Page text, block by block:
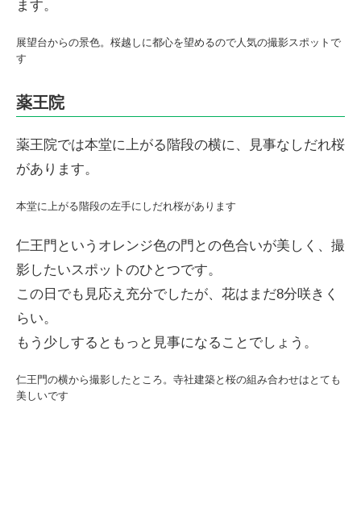
ます。
展望台からの景色。桜越しに都心を望めるので人気の撮影スポットで
す
薬王院
薬王院では本堂に上がる階段の横に、見事なしだれ桜
があります。
本堂に上がる階段の左手にしだれ桜があります
仁王門というオレンジ色の門との色合いが美しく、撮
影したいスポットのひとつです。
この日でも見応え充分でしたが、花はまだ8分咲きく
らい。
もう少しするともっと見事になることでしょう。
仁王門の横から撮影したところ。寺社建築と桜の組み合わせはとても
美しいです